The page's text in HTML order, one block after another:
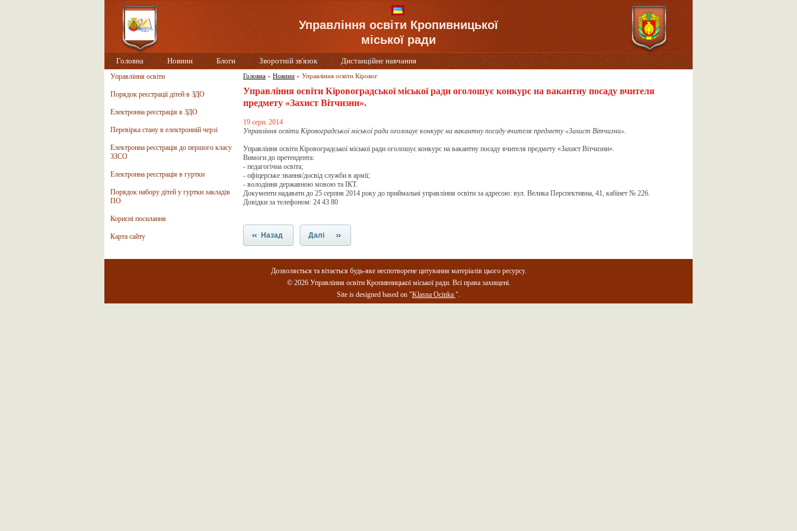
Управління освіти Кропивницької
міської ради
Головна Новини Блоги Зворотній зв'язок Дистанційне навчання
Управління освіти
Порядок реєстрації дітей в ЗДО
Електронна реєстрація в ЗДО
Перевірка стану в електронній черзі
Електронна реєстрація до першого класу
ЗЗСО
Електронна реєстрація в гуртки
Порядок набору дітей у гуртки закладів
ПО
Корисні посилання
Карта сайту
Головна » Новини » Управління освіти Кіровог
Управління освіти Кіровоградської міської ради оголошує конкурс на вакантну посаду вчителя
предмету «Захист Вітчизни».
19 серп. 2014
Управління освіти Кіровоградської міської ради оголошує конкурс на вакантну посаду вчителя предмету «Захист Вітчизни».
Управління освіти Кіровоградської міської ради оголошує конкурс на вакантну посаду вчителя предмету «Захист Вітчизни».
Вимоги до претендента:
- педагогічна освіта;
- офіцерське звання/досвід служби в армії;
- володіння державною мовою та ІКТ.
Документи надавати до 25 серпня 2014 року до приймальні управління освіти за адресою: вул. Велика Перспективна, 41, кабінет № 226.
Довідки за телефоном: 24 43 80
Назад Далі
Дозволяється та вітається будь-яке неспотворене цитування матеріалів цього ресурсу.
© 2026 Управління освіти Кропивницької міської ради. Всі права захищені.
Site is designed based on "Klasna Ocinka ".